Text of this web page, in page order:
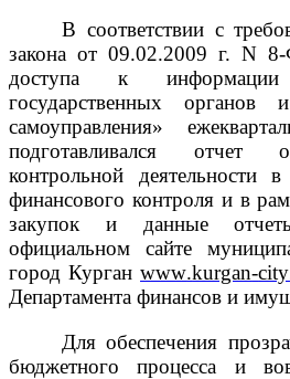
В соответствии с
закона от 09.02.2009 г. N
доступа к
государственных органов
самоуправления»
подготавливался отчет
контрольной деятельности
финансового контроля и в
закупок и данные
официальном сайте
город Курганwww.kurgan-city
Департамента финансов и
Для обеспечения
бюджетного процесса и